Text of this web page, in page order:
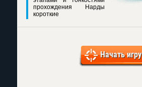
прохождения Нарды
короткие
Начать игру